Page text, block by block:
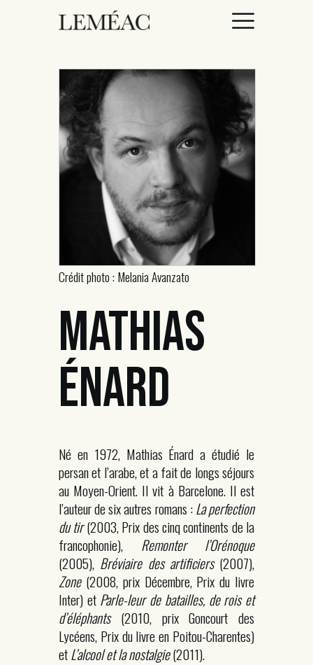
ACCUEIL
CATALOGUE
AUTEURICES
DROITS / RIGHTS
À PROPOS
Crédit photo : Melania Avanzato
MATHIAS
ÉNARD
Né en 1972, Mathias Énard a étudié le
persan et l’arabe, et a fait de longs séjours
au Moyen-Orient. Il vit à Barcelone. Il est
l’auteur de six autres romans :La perfection
du tir(2003, Prix des cinq continents de la
francophonie), Remonter l’Orénoque
(2005), Bréviaire des artificiers(2007),
Zone(2008, prix Décembre, Prix du livre
Inter) et Parle-leur de batailles, de rois et
d’éléphants(2010, prix Goncourt des
Lycéens, Prix du livre en Poitou-Charentes)
etL’alcool et la nostalgie(2011).